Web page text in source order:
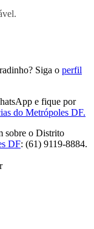
Siga o perfil
e fique por
do Metrópoles DF.
sobre o Distrito
DF: (61) 9119-8884.